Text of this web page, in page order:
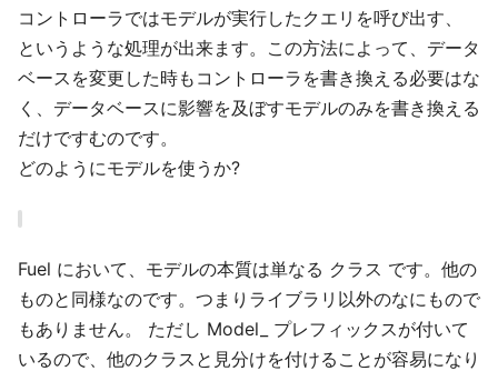
コントローラではモデルが実行したクエリを呼び出す、
というような処理が出来ます。この方法によって、データ
ベースを変更した時もコントローラを書き換える必要はな
く、データベースに影響を及ぼすモデルのみを書き換える
だけですむのです。
どのようにモデルを使うか?
Fuel において、モデルの本質は単なる クラス です。他の
ものと同様なのです。つまりライブラリ以外のなにもので
もありません。 ただし Model_ プレフィックスが付いて
いるので、他のクラスと見分けを付けることが容易になり